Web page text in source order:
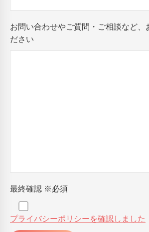
お問い合わせやご質問・ご相談など、
ださい
最終確認 ※必須
プライバシーポリシーを確認しました